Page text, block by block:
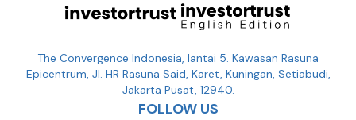
The Convergence Indonesia, lantai 5. Kawasan Rasuna
Epicentrum, Jl. HR Rasuna Said, Karet, Kuningan, Setiabudi,
Jakarta Pusat, 12940.
FOLLOW US